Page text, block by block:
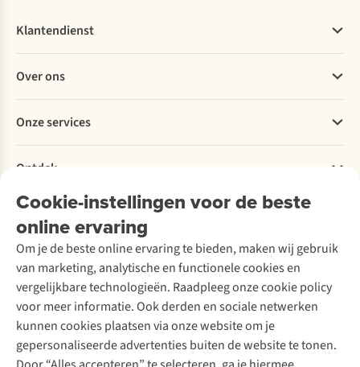
Cookie-instellingen voor de beste
online ervaring
Om je de beste online ervaring te bieden, maken wij gebruik
van marketing, analytische en functionele cookies en
vergelijkbare technologieën. Raadpleeg onze cookie policy
voor meer informatie. Ook derden en sociale netwerken
kunnen cookies plaatsen via onze website om je
gepersonaliseerde advertenties buiten de website te tonen.
Klantendienst
Bestellen
Betalen
Levering
Retourneren
Bestelling herroepen
Garantie
Contact
Over ons
Explore More
Verantwoord ondernemen
Over Ayacucho
Onze winkels
Over A.S.Adventure
Toegankelijkheidsverklaring
Onze services
Ski-onderhoud
Wasservice
Schoenonderhoud
Schoenherstelling
Kledingherstelling
Retouches
Voor bedrijven
Ontdek
A.S.Magazine
Podcast
Explore Academy
Explore Camp
Gear Check
Inspiratie & advies
Meld je aan voor de nieuwsbrief
Follow us